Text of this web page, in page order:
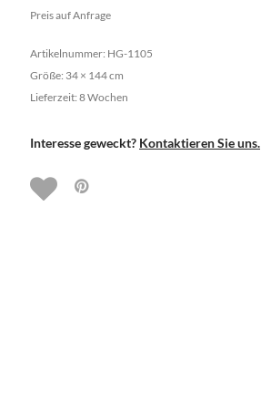
Preis auf Anfrage
Artikelnummer: HG-1105
Größe: 34 × 144 cm
Lieferzeit: 8 Wochen
Interesse geweckt? Kontaktieren Sie uns.